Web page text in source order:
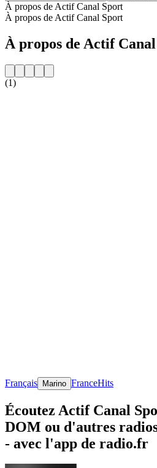
À propos de Actif Canal Sport
À propos de Actif Canal Sport
À propos de Actif
(1)
Français Marino FranceHits
Écoutez Actif Canal
DOM ou d'autres
- avec l'app de radio.fr